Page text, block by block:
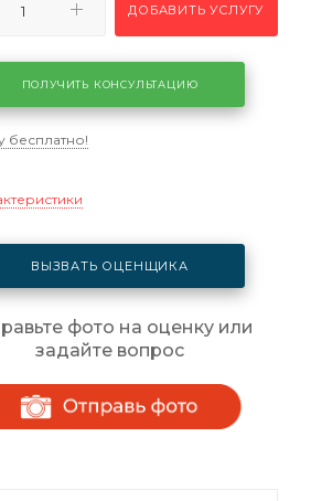
ДОБАВИТЬ УСЛУГУ
ПОЛУЧИТЬ КОНСУЛЬТАЦИЮ
бесплатно!
ВЫЗВАТЬ ОЦЕНЩИКА
фото на оценку или
задайте вопрос